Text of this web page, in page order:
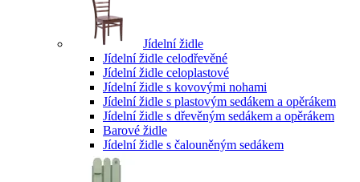
Jídelní židle
Jídelní židle celodřevěné
Jídelní židle celoplastové
Jídelní židle s kovovými nohami
Jídelní židle s plastovým sedákem a opěrákem
Jídelní židle s dřevěným sedákem a opěrákem
Barové židle
Jídelní židle s čalouněným sedákem